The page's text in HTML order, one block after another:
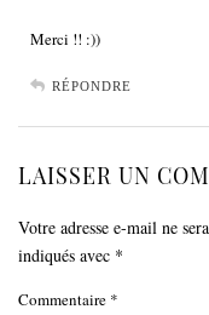
Merci !! :))
RÉPONDRE
LAISSER UN
Votre adresse e-mail ne
indiqués avec *
Commentaire *